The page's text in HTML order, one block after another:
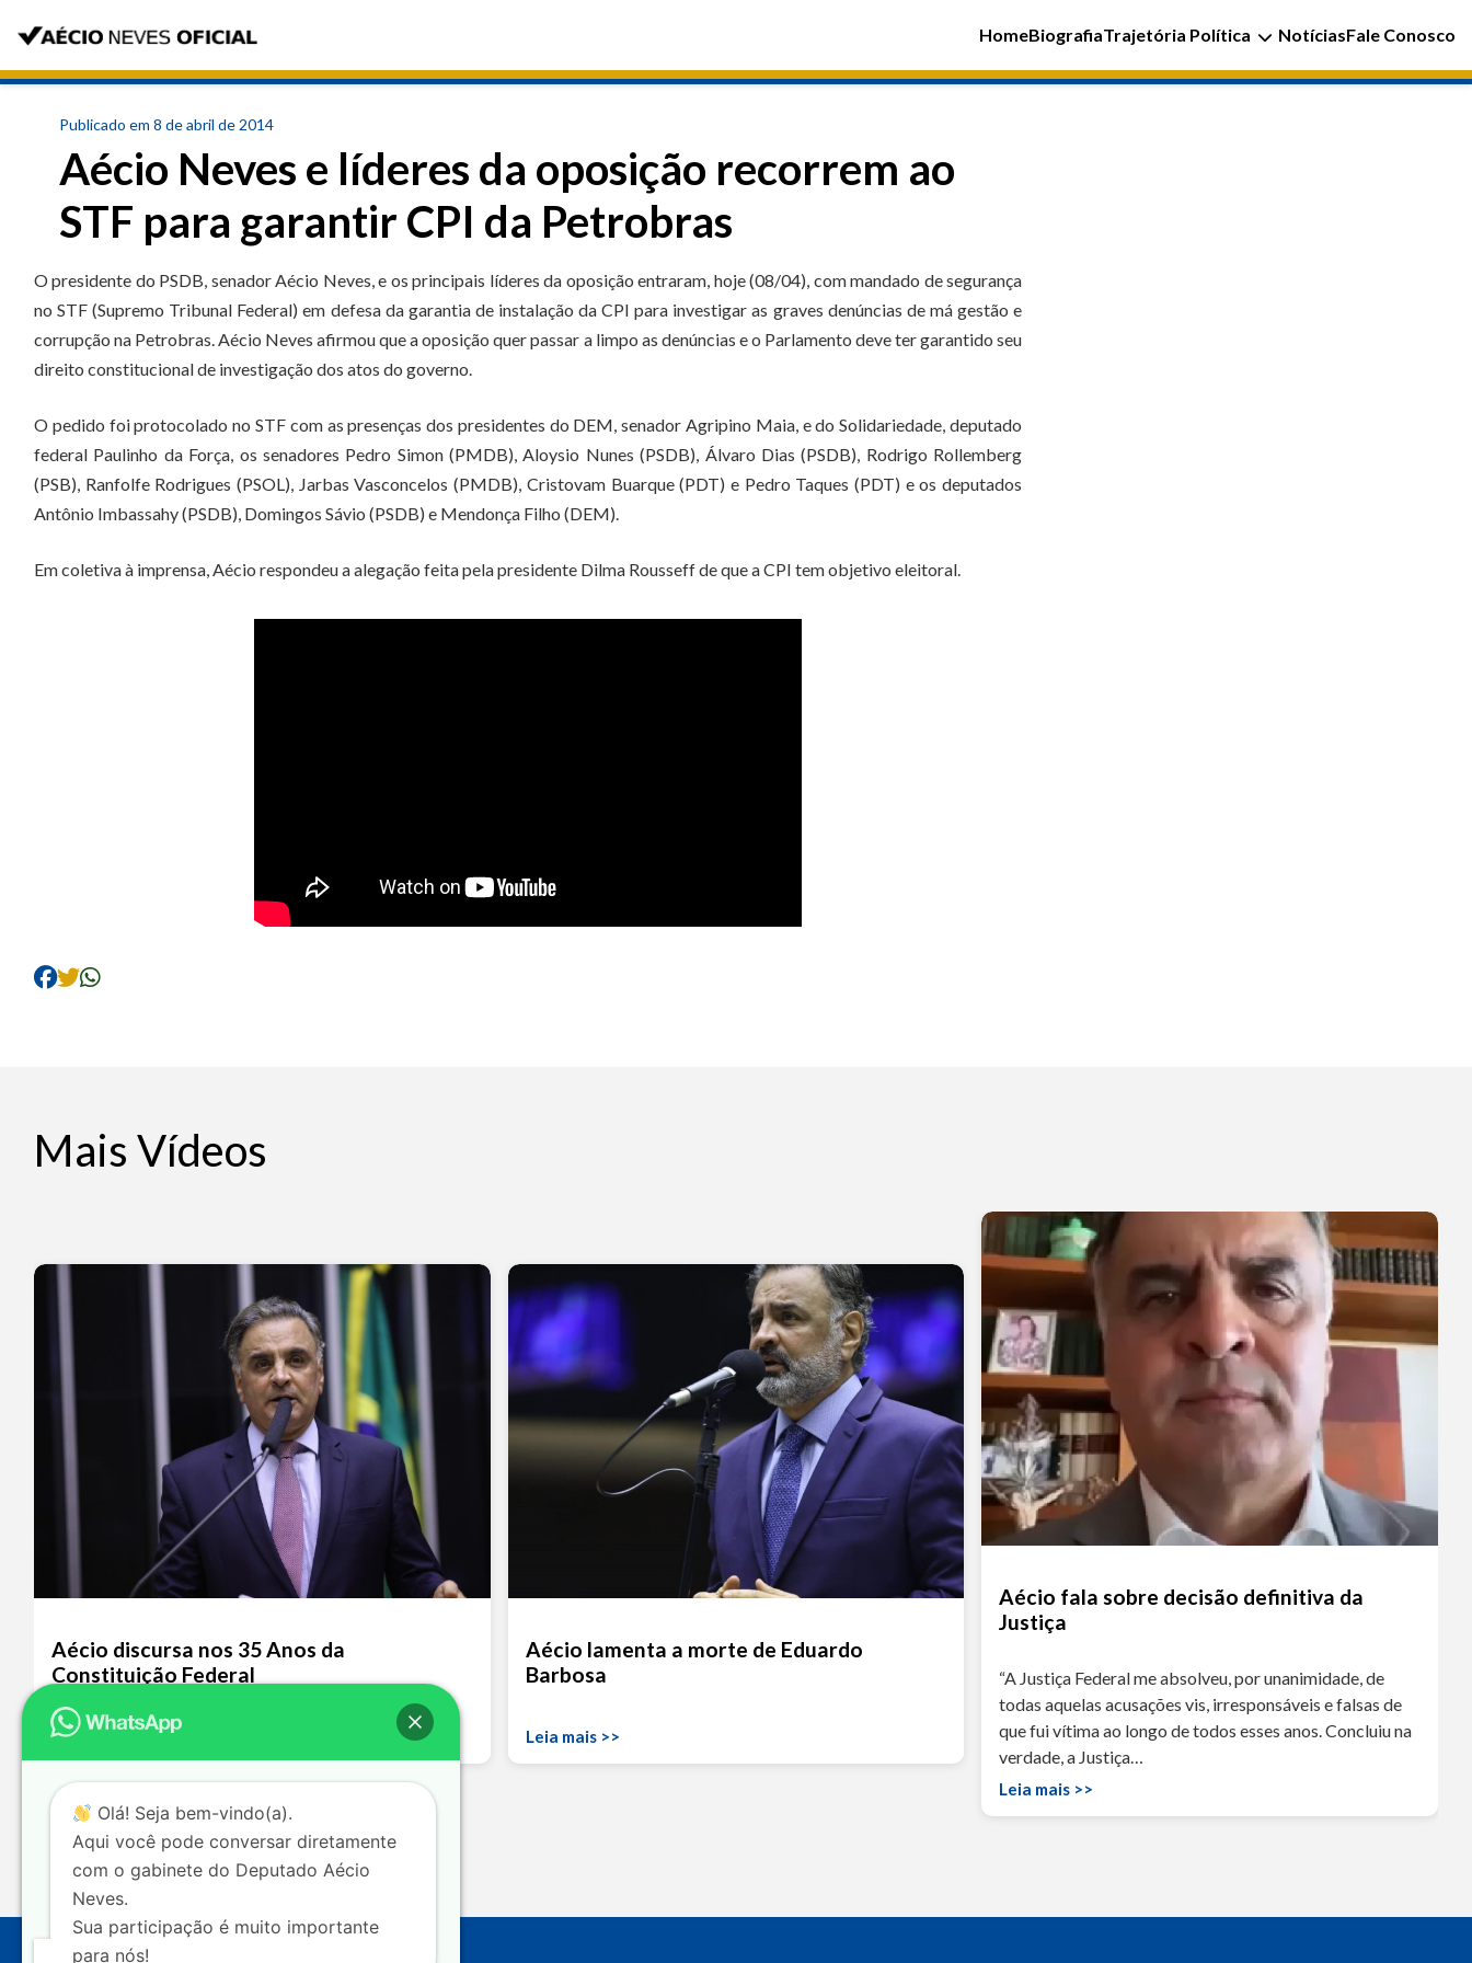
HomeBiografiaTrajetória Política NotíciasFale Conosco
Publicado em 8 de abril de 2014
Aécio Neves e líderes da oposição recorrem ao
STF para garantir CPI da Petrobras
O presidente do PSDB, senador Aécio Neves, e os principais líderes da oposição entraram, hoje (08/04), com mandado de segurança
no STF (Supremo Tribunal Federal) em defesa da garantia de instalação da CPI para investigar as graves denúncias de má gestão e
corrupção na Petrobras. Aécio Neves afirmou que a oposição quer passar a limpo as denúncias e o Parlamento deve ter garantido seu
direito constitucional de investigação dos atos do governo.
O pedido foi protocolado no STF com as presenças dos presidentes do DEM, senador Agripino Maia, e do Solidariedade, deputado
federal Paulinho da Força, os senadores Pedro Simon (PMDB), Aloysio Nunes (PSDB), Álvaro Dias (PSDB), Rodrigo Rollemberg
(PSB), Ranfolfe Rodrigues (PSOL), Jarbas Vasconcelos (PMDB), Cristovam Buarque (PDT) e Pedro Taques (PDT) e os deputados
Antônio Imbassahy (PSDB), Domingos Sávio (PSDB) e Mendonça Filho (DEM).
Em coletiva à imprensa, Aécio respondeu a alegação feita pela presidente Dilma Rousseff de que a CPI tem objetivo eleitoral.
Mais Vídeos
Aécio discursa nos 35 Anos da
Constituição Federal
Leia mais >>
Aécio lamenta a morte de Eduardo
Barbosa
Leia mais >>
Aécio fala sobre decisão definitiva da
Justiça
“A Justiça Federal me absolveu, por unanimidade, de
todas aquelas acusações vis, irresponsáveis e falsas de
que fui vítima ao longo de todos esses anos. Concluiu na
verdade, a Justiça…
Leia mais >>
Olá! Seja bem-vindo(a).
Aqui você pode conversar diretamente
com o gabinete do Deputado Aécio
Neves.
Sua participação é muito importante
para nós!